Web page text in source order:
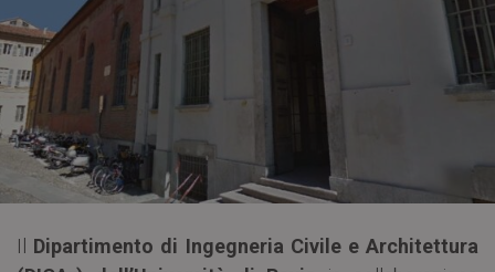
Il Dipartimento di Ingegneria Civile e Architettura